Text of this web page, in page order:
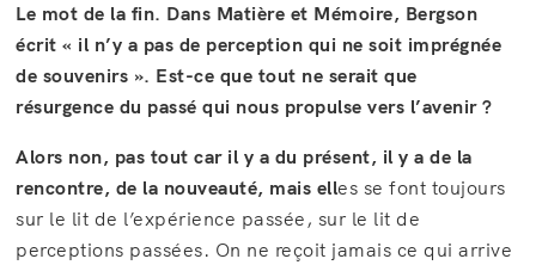
Le mot de la fin. Dans Matière et Mémoire, Bergson
écrit « il n’y a pas de perception qui ne soit imprégnée
de souvenirs ». Est-ce que tout ne serait que
résurgence du passé qui nous propulse vers l’avenir ?
Alors non, pas tout car il y a du présent, il y a de la
rencontre, de la nouveauté, mais elles se font toujours
sur le lit de l’expérience passée, sur le lit de
perceptions passées. On ne reçoit jamais ce qui arrive